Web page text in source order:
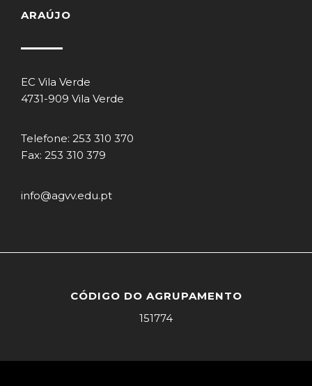
ARAÚJO
EC Vila Verde
4731-909 Vila Verde
Telefone: 253 310 370
Fax: 253 310 379
info@agvv.edu.pt
CÓDIGO DO AGRUPAMENTO
151774